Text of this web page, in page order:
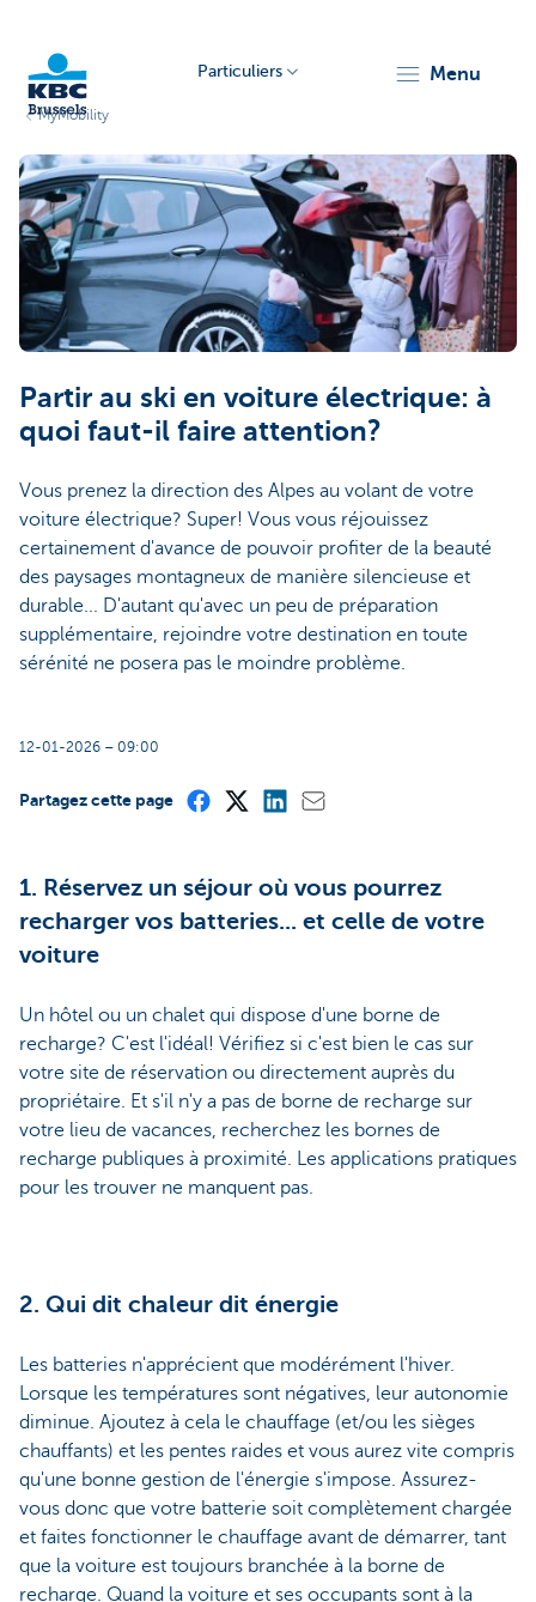
Brussels
Particuliers menu
MyMobility
Partir au ski en voiture électrique: à
quoi faut-il faire attention?
Vous prenez la direction des Alpes au volant de votre
voiture électrique? Super! Vous vous réjouissez
certainement d'avance de pouvoir profiter de la beauté
des paysages montagneux de manière silencieuse et
durable... D'autant qu'avec un peu de préparation
supplémentaire, rejoindre votre destination en toute
sérénité ne posera pas le moindre problème.
12-01-2026 – 09:00
Partagez cette page
1. Réservez un séjour où vous pourrez
recharger vos batteries... et celle de votre
voiture
Un hôtel ou un chalet qui dispose d'une borne de
recharge? C'est l'idéal! Vérifiez si c'est bien le cas sur
votre site de réservation ou directement auprès du
propriétaire. Et s'il n'y a pas de borne de recharge sur
votre lieu de vacances, recherchez les bornes de
recharge publiques à proximité. Les applications pratiques
pour les trouver ne manquent pas.
2. Qui dit chaleur dit énergie
Les batteries n'apprécient que modérément l'hiver.
Lorsque les températures sont négatives, leur autonomie
diminue. Ajoutez à cela le chauffage (et/ou les sièges
chauffants) et les pentes raides et vous aurez vite compris
qu'une bonne gestion de l'énergie s'impose. Assurez-
vous donc que votre batterie soit complètement chargée
et faites fonctionner le chauffage avant de démarrer, tant
que la voiture est toujours branchée à la borne de
recharge. Quand la voiture et ses occupants sont à la